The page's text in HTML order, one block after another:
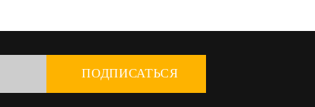
ПОДПИСАТЬСЯ